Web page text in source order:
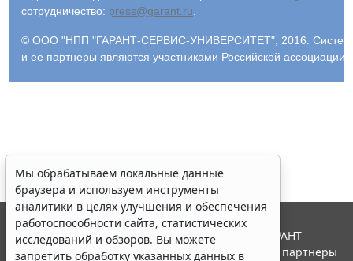
сотрудничество: press@garant.ru.
© ООО "НПП "ГАРАНТ-СЕРВИС-УНИВЕРСИТЕТ", 2016. Система
и ее партнеры являются участниками Российской
Мы обрабатываем локальные данные
браузера и используем инструменты
аналитики в целях улучшения и обеспечения
работоспособности сайта, статистических
исследований и обзоров. Вы можете
запретить обработку указанных данных в
© ООО "НПП "ГАРАНТ-СЕРВИС", 2026. Система ГАРАНТ
выпускается с 1990 года. Компания "Гарант" и ее партнеры